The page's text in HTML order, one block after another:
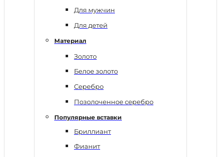
Для мужчин
Для детей
Материал
Золото
Белое золото
Серебро
Позолоченное серебро
Популярные вставки
Бриллиант
Фианит